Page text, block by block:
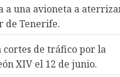
a una avioneta a
de Tenerife.
de tráfico por la
XIV el 12 de junio.